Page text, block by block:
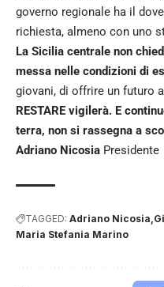
governo regionale ha il
richiesta, almeno con uno
La Sicilia centrale non
messa nelle condizioni di
giovani, di offrire un futuro
RESTARE vigilerà. E
terra, non si rassegna a
Adriano Nicosia Presidente
TAGGED: Adriano Nicosia
Maria Stefania Marino